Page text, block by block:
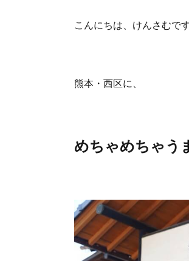
こんにちは、けんさむです
熊本・西区に、
めちゃめちゃう